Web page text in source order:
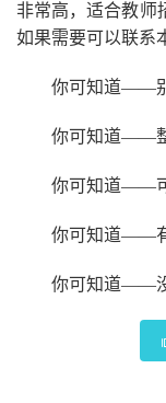
非常高，适合教师
如果需要可以联系
你可知道——别
你可知道——整
你可知道——可
你可知道——有
你可知道——没